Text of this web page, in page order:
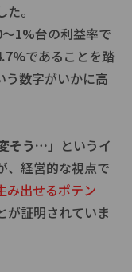
。
1%台の利益率で
であることを踏
う数字がいかに高
そう…」というイ
、経営的な視点で
み出せるポテン
が証明されていま